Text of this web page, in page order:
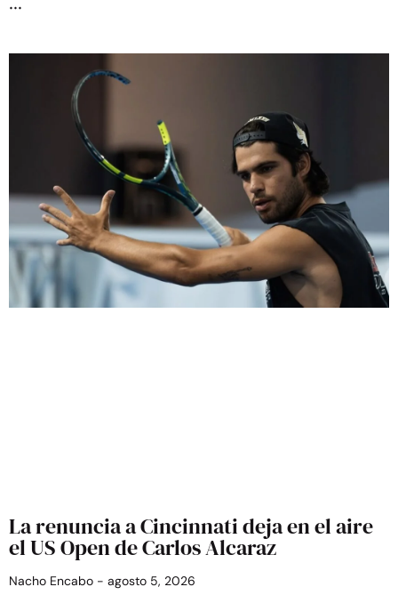
La renuncia a Cincinnati deja en el aire
el US Open de Carlos Alcaraz
Nacho Encabo agosto 5, 2026